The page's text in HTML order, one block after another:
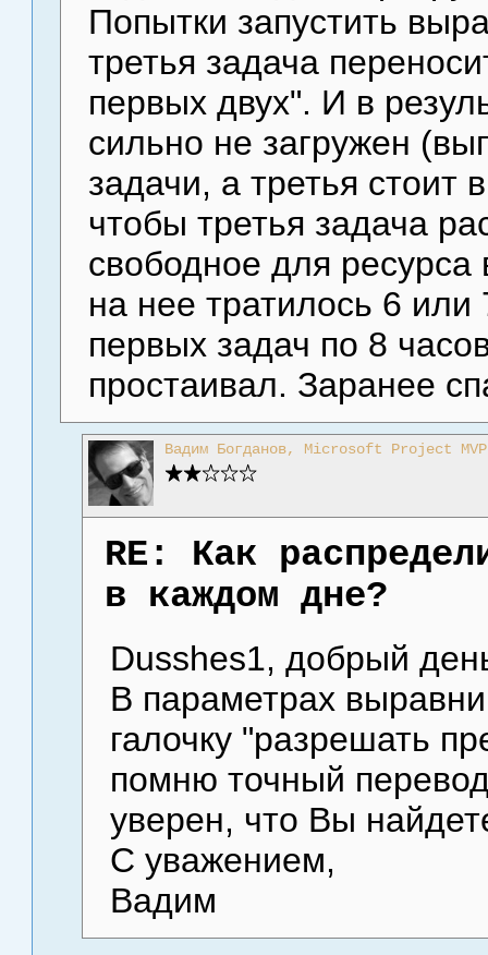
Попытки запустить
третья задача
первых двух". И в
сильно не загружен
задачи, а третья стоит
чтобы третья задача
свободное для ресурса
на нее тратилось 6
первых задач по 8
простаивал. Заранее
Вадим Богданов, Microsoft Project
RE: Как
в каждом дне?
Dusshes1, добрый
В параметрах
галочку "разрешать
помню точный
уверен, что Вы
С уважением,
Вадим